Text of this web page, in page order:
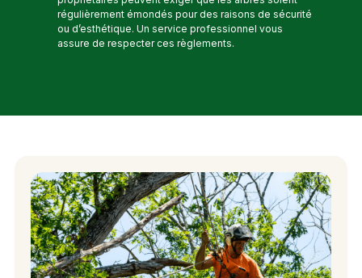
régulièrement émondés pour des raisons de sécurité
ou d’esthétique. Un service professionnel vous
assure de respecter ces règlements.